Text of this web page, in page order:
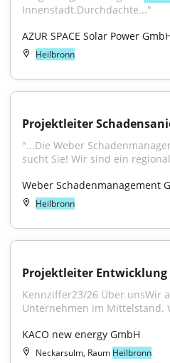
Innenstadt.Durchdachte..."
AZUR SPACE Solar Power
Heilbronn
Projektleiter
"...Die Weber
sucht Sie! Wir sind ein
Weber Schadenmanagement
Heilbronn
Projektleiter
Kennziffer23/26 Über unsWir
Unternehmen im Mittelstand.
KACO new energy GmbH
Neckarsulm, Raum Heilbronn